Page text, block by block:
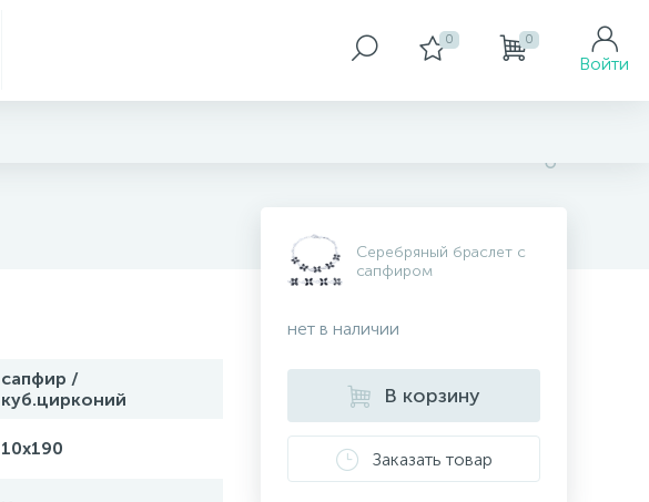
0 0
Войти
сапфир /
куб.цирконий
10х190
Серебряный браслет с
сапфиром
нет в наличии
В корзину
Заказать товар